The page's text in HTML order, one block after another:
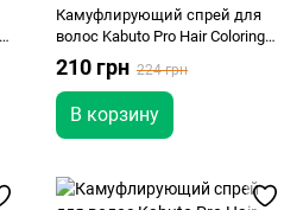
Камуфлирующий спрей для
волос Kabuto Pro Hair Coloring
Mech Spray Pink 150 ml
210 грн 224 грн
В корзину